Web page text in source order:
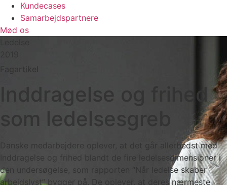
Kundecases
Samarbejdspartnere
Mød os
Inddragelse og frihed
som ledelsesgreb
Danske medarbejdere oplever, at det går allerbedst med
Inddragelse og frihed blandt de fire ledelsesdimensioner i
den undersøgelse, som rapporten “Når ledelse skaber
arbejdslyst” bygger på. De oplever, at deres nærmeste